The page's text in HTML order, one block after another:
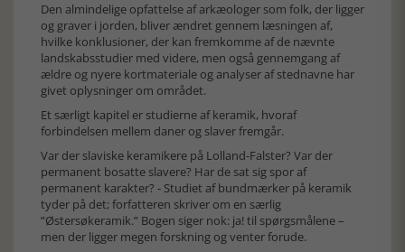
Den almindelige opfattelse af arkæologer som folk, der ligger
og graver i jorden, bliver ændret gennem læsningen af,
hvilke konklusioner, der kan fremkomme af de nævnte
landskabsstudier med videre, men også gennemgang af
ældre og nyere kortmateriale og analyser af stednavne har
givet oplysninger om området.
Et særligt kapitel er studierne af keramik, hvoraf
forbindelsen mellem daner og slaver fremgår.
Var der slaviske keramikere på Lolland-Falster? Var der
permanent bosatte slavere? Har de sat sig spor af
permanent karakter? - Studiet af bundmærker på keramik
tyder på det; forfatteren skriver om en særlig
”Østersøkeramik.” Bogen siger nok: ja! til spørgsmålene –
men der ligger megen forskning og venter forude.